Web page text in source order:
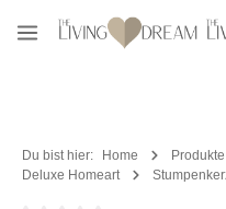
Zum Hauptinhalt springen
Du bist hier: Home
Deluxe Homeart